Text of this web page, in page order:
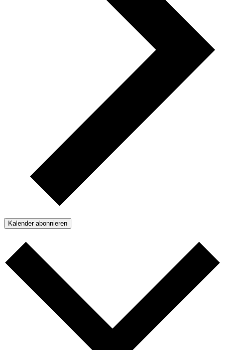
Kalender abonnieren